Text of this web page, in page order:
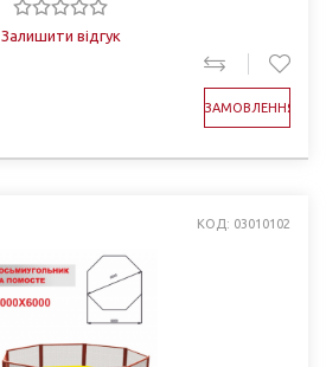
Залишити відгук
ЗАМОВЛЕННЯ
КОД: 03010102